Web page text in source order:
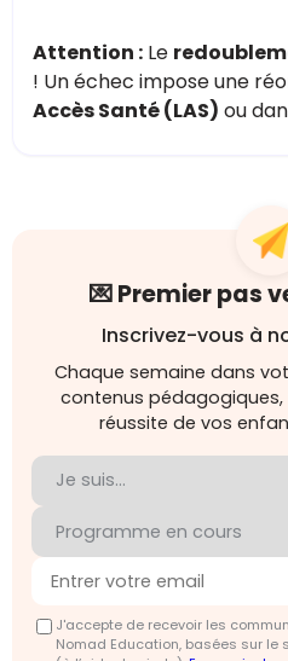
Attention : Le
! Un échec impose une
Accès Santé (LAS) ou
💌 Premier pas
Inscrivez-vous à
Chaque semaine dans
contenus
réussite de vos
J'accepte de recevoir les
Nomad Education, basées sur le